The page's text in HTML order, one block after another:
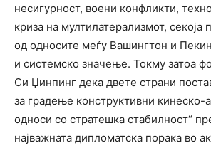
несигурност, воени конфликти,
криза на мултилатерализмот, секоја
од односите меѓу Вашингтон и
и системско значење. Токму затоа
Си Џинпинг дека двете страни
за градење конструктивни кинеско-
односи со стратешка стабилност“
најважната дипломатска порака во